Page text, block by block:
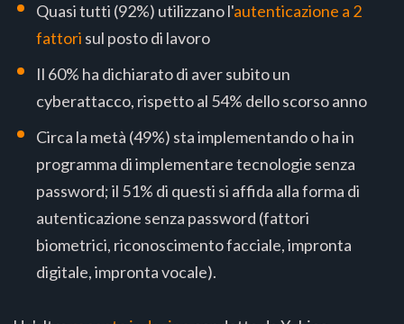
Quasi tutti (92%) utilizzano l'autenticazione a 2
fattori sul posto di lavoro
Il 60% ha dichiarato di aver subito un
cyberattacco, rispetto al 54% dello scorso anno
Circa la metà (49%) sta implementando o ha in
programma di implementare tecnologie senza
password; il 51% di questi si affida alla forma di
autenticazione senza password (fattori
biometrici, riconoscimento facciale, impronta
digitale, impronta vocale).